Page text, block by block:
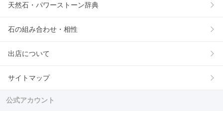
天然石・パワーストーン辞典
石の組み合わせ・相性
出店について
サイトマップ
公式アカウント